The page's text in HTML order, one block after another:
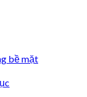
bề mặt